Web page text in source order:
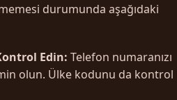
durumunda aşağıdaki
Edin: Telefon numaranızı
olun. Ülke kodunu da kontrol